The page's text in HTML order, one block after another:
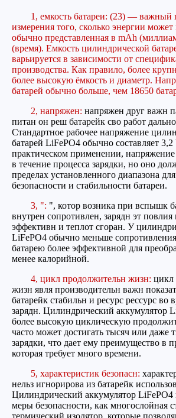
1, емкость батареи: (23) — важный
измерения того, сколько энергии может
обычно представленная в mAh
(время). Емкость цилиндрической
варьируется в зависимости от
производства. Как правило, более
более высокую ёмкость и диаметр.
батарей обычно больше, чем 18650
2, напряжен: напряжен друг важн
питан он реш батарейк сво работ
Стандартное рабочее напряжение
батарей LiFePO4 обычно составляет
практическом применении, напряжение
в течение процесса зарядки, но оно
пределах установленного диапазона
безопасности и стабильности батареи.
3, ": ", котор возника при вспышк
внутрен сопротивлен, зарядн эт повлия
эффективн и теплот сгоран. У
LiFePO4 обычно меньше
батарею более эффективной для
менее калорийной.
4, цикл продолжительн жизн: цикл
жизн явля производительн важн
батарейк стабильн и ресурс рессурс во
зарядн. Цилиндрический аккумулятор
более высокую циклическую
часто может достигать тысяч или даже
зарядки, что дает ему преимущество в
которая требует много времени.
5, характеристик безопасн:
нельз игнорирова из батарейк
Цилиндрический аккумулятор LiFePO4
меры безопасности, как многослойная
термический изолятор, которые